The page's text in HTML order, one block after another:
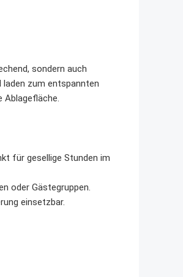
sondern auch
zum entspannten
Ablagefläche.
für gesellige Stunden im
oder Gästegruppen.
einsetzbar.